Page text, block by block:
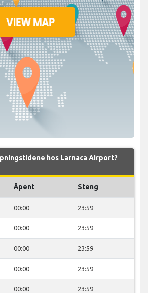
hos Larnaca Airport?
Åpent Steng
00:00 23:59
00:00 23:59
00:00 23:59
00:00 23:59
00:00 23:59